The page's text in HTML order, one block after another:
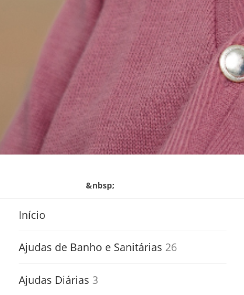
&nbsp;
Início
Ajudas de Banho e Sanitárias 26
Ajudas Diárias 3